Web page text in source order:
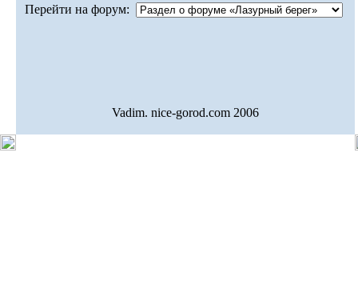
Перейти на форум:
Vadim. nice-gorod.com 2006